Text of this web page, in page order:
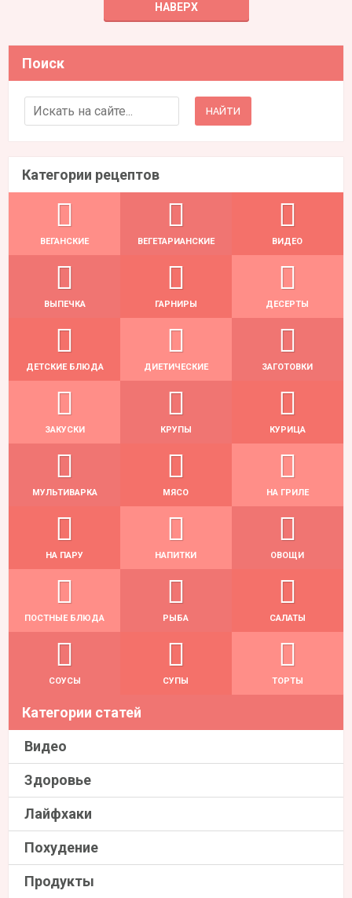
НАВЕРХ
Поиск
Search for:
Категории рецептов
ВЕГАНСКИЕ ВЕГЕТАРИАНСКИЕ ВИДЕО
ВЫПЕЧКА ГАРНИРЫ ДЕСЕРТЫ
ДЕТСКИЕ БЛЮДА ДИЕТИЧЕСКИЕ ЗАГОТОВКИ
ЗАКУСКИ КРУПЫ КУРИЦА
МУЛЬТИВАРКА МЯСО НА ГРИЛЕ
НА ПАРУ НАПИТКИ ОВОЩИ
ПОСТНЫЕ БЛЮДА РЫБА САЛАТЫ
СОУСЫ СУПЫ ТОРТЫ
Категории статей
Видео
Здоровье
Лайфхаки
Похудение
Продукты